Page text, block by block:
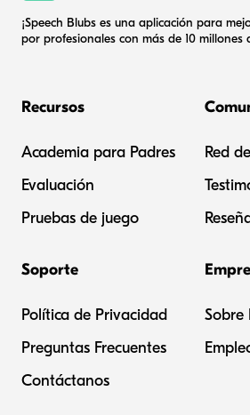
¡Speech Blubs es una aplicación para
por profesionales con más de 10 millones
Recursos
Academia para Padres
Evaluación
Pruebas de juego
Red
Soporte
Política de Privacidad
Preguntas Frecuentes
Contáctanos
Sobre